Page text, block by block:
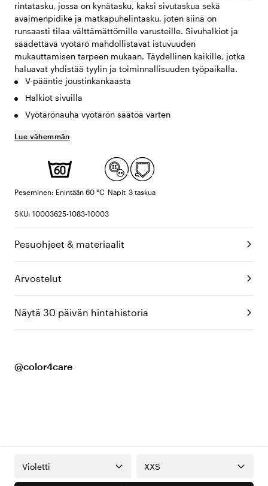
rintatasku, jossa on kynätasku, kaksi sivutaskua sekä
avaimenpidike ja matkapuhelintasku, joten siinä on
runsaasti tilaa välttämättömille varusteille. Sivuhalkiot ja
säädettävä vyötärö mahdollistavat istuvuuden
mukauttamisen tarpeen mukaan. Täydellinen kaikille, jotka
haluavat yhdistää tyylin ja toiminnallisuuden työpaikalla.
V-pääntie joustinkankaasta
Halkiot sivuilla
Vyötärönauha vyötärön säätöä varten
Lue vähemmän
Peseminen: Enintään 60 °C Napit 3 taskua
SKU: 10003625-1083-10003
Pesuohjeet & materiaalit
Arvostelut
Näytä 30 päivän hintahistoria
@color4care
Violetti XXS